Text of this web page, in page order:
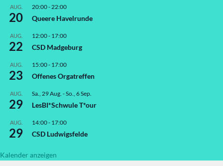
AUG.
20
20:00-22:00
Queere Havelrunde
AUG.
22
12:00- 17:00
CSD Madgeburg
AUG.
23
15:00- 17:00
Offenes Orgatreffen
AUG.
29
Sa., 29 Aug. -So., 6 Sep.
LesBI*Schwule T*our
AUG.
29
14:00- 17:00
CSD Ludwigsfelde
Kalender anzeigen